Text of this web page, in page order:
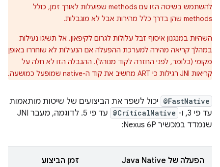
להשתמש בשיטה הזו עם methods שפועלות לאורך זמן, כולל
methods שהן בדרך כלל מהירות אבל לא מוגבלות.
השהיות במנגנון איסוף זבל עלולות לגרום לקיפאון. אל תשיגו נעילות
במהלך קריאה מהירה למערכת ההפעלה אם הנעילות לא שוחררו באופן
מקומי (כלומר, לפני החזרה לקוד מנוהל). ההגבלה הזו לא חלה על
קריאות JNI רגילות כי ART מחשיב את קוד ה-native שמופעל כמושעה.
@FastNative יכול לשפר את הביצועים של שיטות מותאמות
עד פי 3, ו-
@CriticalNative
עד פי 5. לדוגמה, מעבר JNI
שנמדד במכשיר Nexus 6P:
הפעלה של Java Native
זמן הביצוע